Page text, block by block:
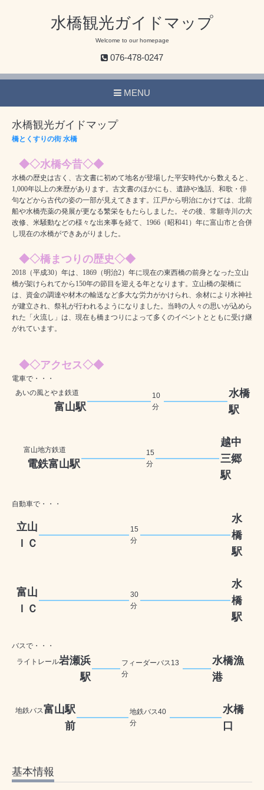
水橋観光ガイドマップ
Welcome to our homepage
076-478-0247
MENU
水橋観光ガイドマップ
橋とくすりの街 水橋
◆◇水橋今昔◇◆
水橋の歴史は古く、古文書に初めて地名が登場した平安時代から数えると、
1,000年以上の来歴があります。古文書のほかにも、遺跡や逸話、和歌・俳
句などから古代の姿の一部が見えてきます。江戸から明治にかけては、北前
船や水橋売薬の発展が更なる繁栄をもたらしました。その後、常願寺川の大
改修、米騒動などの様々な出来事を経て、1966（昭和41）年に富山市と合併
し現在の水橋ができあがりました。
◆◇橋まつりの歴史◇◆
2018（平成30）年は、1869（明治2）年に現在の東西橋の前身となった立山
橋が架けられてから150年の節目を迎える年となります。立山橋の架橋に
は、資金の調達や材木の輸送など多大な労力がかけられ、余材により水神社
が建立され、祭礼が行われるようになりました。当時の人々の思いが込めら
れた「火流し」は、現在も橋まつりによって多くのイベントとともに受け継
がれています。
◆◇アクセス◇◆
電車で・・・
あいの風とやま鉄道
富山駅
10
分
水橋
駅
富山地方鉄道
電鉄富山駅
15
分
越中
三郷
駅
自動車で・・・
立山
ＩＣ
15
分
水
橋
駅
富山
ＩＣ
30
分
水
橋
駅
バスで・・・
ライトレール岩瀬浜
駅
フィーダーバス13
分
水橋漁
港
地鉄バス富山駅
前
地鉄バス40
分
水橋
口
基本情報